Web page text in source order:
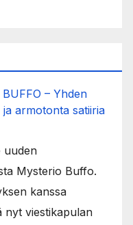
– Yhden
armotonta satiiria
uuden
Mysterio Buffo.
kanssa
nyt viestikapulan